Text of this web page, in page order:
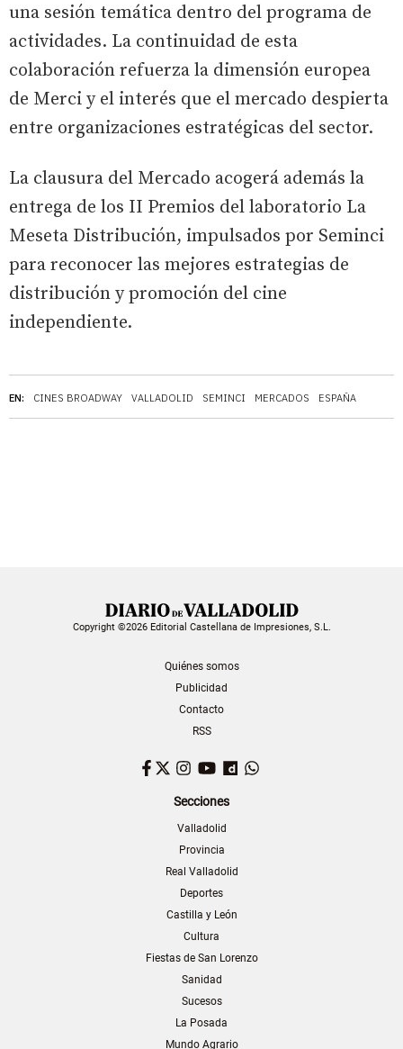
EN: CINES BROADWAY VALLADOLID SEMINCI MERCADOS ESPAÑA
una sesión temática dentro del programa de
actividades. La continuidad de esta
colaboración refuerza la dimensión europea
de Merci y el interés que el mercado despierta
entre organizaciones estratégicas del sector.
La clausura del Mercado acogerá además la
entrega de los II Premios del laboratorio La
Meseta Distribución, impulsados por Seminci
para reconocer las mejores estrategias de
distribución y promoción del cine
independiente.
Copyright ©2026 Editorial Castellana de Impresiones, S.L.
Quiénes somos
Publicidad
Contacto
RSS
Facebook
TwitterInstagram
YouTubeDailymotion
Secciones
Valladolid
Provincia
Real Valladolid
Deportes
Castilla y León
Cultura
Fiestas de San Lorenzo
Sanidad
Sucesos
La Posada
Mundo Agrario